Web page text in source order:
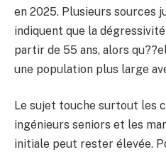
en 2025. Plusieurs sources
indiquent que la
partir de 55 ans, alors
une population plus large
Le sujet touche surtout les
ingénieurs seniors et les
initiale peut rester élevée.